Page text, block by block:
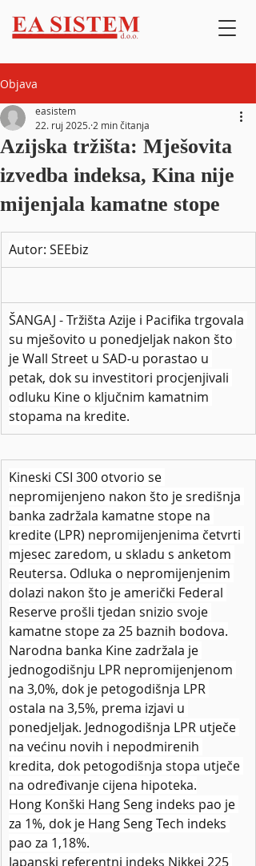
Objava
Azijska tržišta: Mješovita
izvedba indeksa, Kina nije
mijenjala kamatne stope
easistem
22. ruj 2025. 2 min čitanja
Autor: SEEbiz
ŠANGAJ - Tržišta Azije i Pacifika trgovala
su mješovito u ponedjeljak nakon što
je Wall Street u SAD-u porastao u
petak, dok su investitori procjenjivali
odluku Kine o ključnim kamatnim
stopama na kredite.
Kineski CSI 300 otvorio se
nepromijenjeno nakon što je središnja
banka zadržala kamatne stope na
kredite (LPR) nepromijenjenima četvrti
mjesec zaredom, u skladu s anketom
Reutersa. Odluka o nepromijenjenim
dolazi nakon što je američki Federal
Reserve prošli tjedan snizio svoje
kamatne stope za 25 baznih bodova.
Narodna banka Kine zadržala je
jednogodišnju LPR nepromijenjenom
na 3,0%, dok je petogodišnja LPR
ostala na 3,5%, prema izjavi u
ponedjeljak. Jednogodišnja LPR utječe
na većinu novih i nepodmirenih
kredita, dok petogodišnja stopa utječe
na određivanje cijena hipoteka.
Hong Konški Hang Seng indeks pao je
za 1%, dok je Hang Seng Tech indeks
pao za 1,18%.
Japanski referentni indeks Nikkei 225